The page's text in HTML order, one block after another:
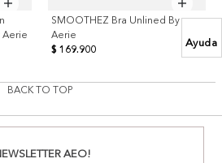
Ayuda
Aerie
SMOOTHEZ Bra Unlined By
Aerie
$ 169.900
BACK TO TOP
AEO!